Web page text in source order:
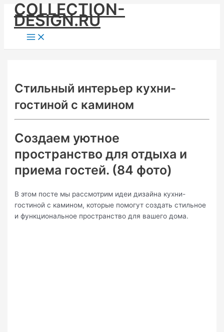
Skip
content
COLLECTION-
DESIGN.RU
Main
Menu
Стильный интерьер кухни-
гостиной с камином
Создаем уютное
пространство для отдыха и
приема гостей. (84 фото)
В этом посте мы рассмотрим идеи дизайна кухни-
гостиной с камином, которые помогут создать стильное
и функциональное пространство для вашего дома.